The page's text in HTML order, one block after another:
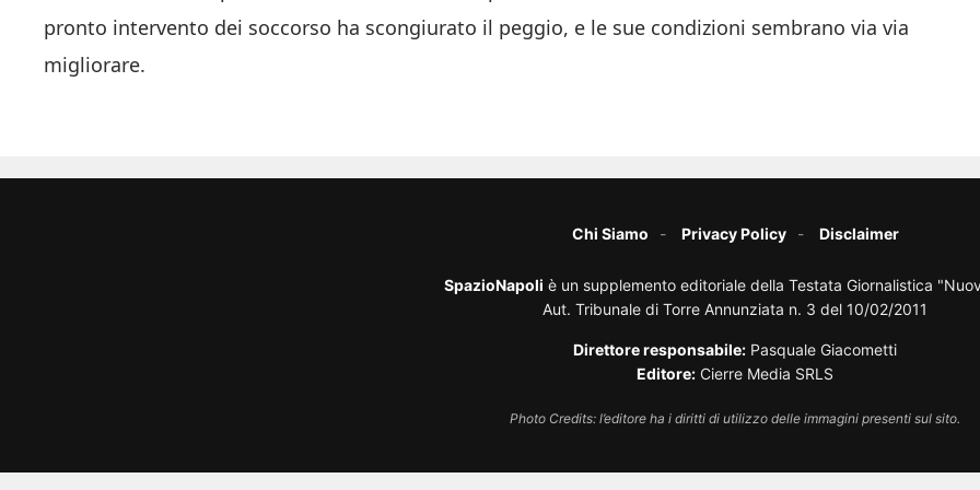
pronto intervento dei soccorso ha scongiurato il peggio, e le sue condizioni sembrano via via
migliorare.
Chi Siamo Privacy Policy Disclaimer
SpazioNapoli è un supplemento editoriale della Testata Giornalistica
Aut. Tribunale di Torre Annunziata n. 3 del 10/02/2011
Direttore responsabile: Pasquale Giacometti
Editore: Cierre Media SRLS
Photo Credits: l’editore ha i diritti di utilizzo delle immagini presenti sul sito.